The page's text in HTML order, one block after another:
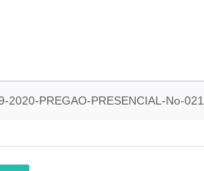
2020-PREGAO-PRESENCIAL-No-